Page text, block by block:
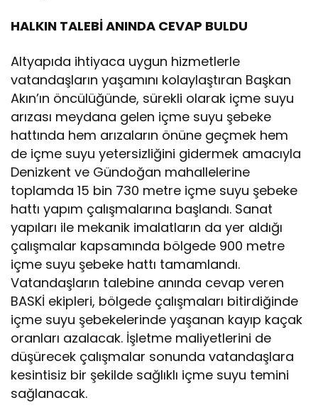
HALKIN TALEBİ ANINDA CEVAP BULDU
Altyapıda ihtiyaca uygun hizmetlerle
vatandaşların yaşamını kolaylaştıran Başkan
Akın’ın öncülüğünde, sürekli olarak içme suyu
arızası meydana gelen içme suyu şebeke
hattında hem arızaların önüne geçmek hem
de içme suyu yetersizliğini gidermek amacıyla
Denizkent ve Gündoğan mahallelerine
toplamda 15 bin 730 metre içme suyu şebeke
hattı yapım çalışmalarına başlandı. Sanat
yapıları ile mekanik imalatların da yer aldığı
çalışmalar kapsamında bölgede 900 metre
içme suyu şebeke hattı tamamlandı.
Vatandaşların talebine anında cevap veren
BASKİ ekipleri, bölgede çalışmaları bitirdiğinde
içme suyu şebekelerinde yaşanan kayıp kaçak
oranları azalacak. İşletme maliyetlerini de
düşürecek çalışmalar sonunda vatandaşlara
kesintisiz bir şekilde sağlıklı içme suyu temini
sağlanacak.